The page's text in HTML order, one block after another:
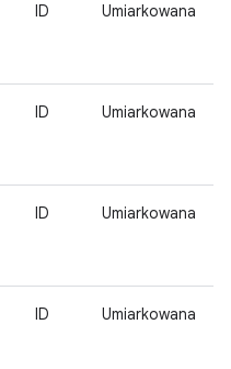
ID Umiarkowana
ID Umiarkowana
ID Umiarkowana
ID Umiarkowana